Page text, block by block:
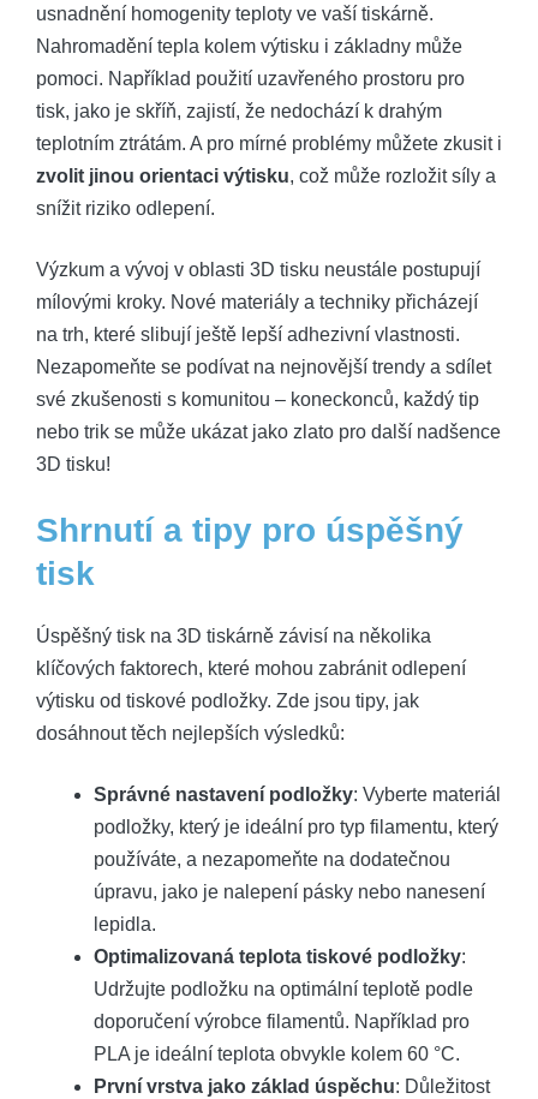
usnadnění homogenity teploty ve vaší tiskárně.
Nahromadění tepla kolem výtisku i základny může
pomoci. Například použití uzavřeného prostoru pro
tisk, jako je skříň, zajistí, že nedochází k drahým
teplotním ztrátám. A pro mírné problémy můžete zkusit i
zvolit jinou orientaci výtisku, což může rozložit síly a
snížit riziko odlepení.
Výzkum a vývoj v oblasti 3D tisku neustále postupují
mílovými kroky. Nové materiály a techniky přicházejí
na trh, které slibují ještě lepší adhezivní vlastnosti.
Nezapomeňte se podívat na nejnovější trendy a sdílet
své zkušenosti s komunitou – koneckonců, každý tip
nebo trik se může ukázat jako zlato pro další nadšence
3D tisku!
Shrnutí a tipy pro úspěšný
tisk
Úspěšný tisk na 3D tiskárně závisí na několika
klíčových faktorech, které mohou zabránit odlepení
výtisku od tiskové podložky. Zde jsou tipy, jak
dosáhnout těch nejlepších výsledků:
Správné nastavení podložky: Vyberte materiál
podložky, který je ideální pro typ filamentu, který
používáte, a nezapomeňte na dodatečnou
úpravu, jako je nalepení pásky nebo nanesení
lepidla.
Optimalizovaná teplota tiskové podložky:
Udržujte podložku na optimální teplotě podle
doporučení výrobce filamentů. Například pro
PLA je ideální teplota obvykle kolem 60 °C.
První vrstva jako základ úspěchu: Důležitost